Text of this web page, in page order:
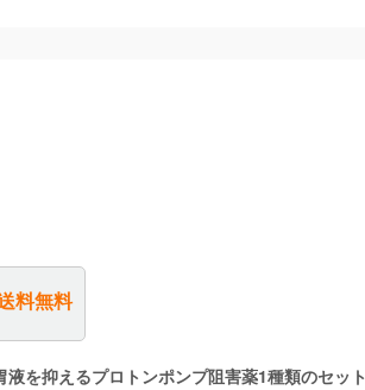
料無料
を抑えるプロトンポンプ阻害薬1種類のセット